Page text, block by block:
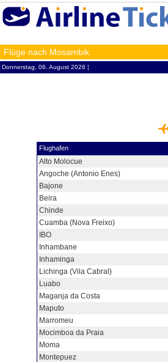
Flüge nach Mosambik
Donnerstag, 06. August 2026 ¦
Flughafen
Alto Molocue
Angoche (Antonio Enes)
Bajone
Beira
Chinde
Cuamba (Nova Freixo)
IBO
Inhambane
Inhaminga
Lichinga (Vila Cabral)
Luabo
Maganja da Costa
Maputo
Marromeu
Mocimboa da Praia
Moma
Montepuez